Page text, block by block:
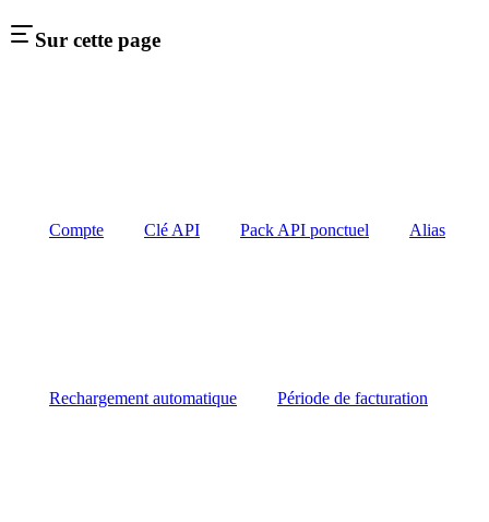
Sur cette page
Compte Clé API Pack API ponctuel Alias
Rechargement automatique Période de facturation